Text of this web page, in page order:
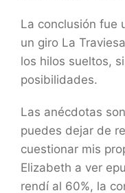
La conclusión fue
un giro La
los hilos sueltos,
posibilidades.
Las anécdotas
puedes dejar de
cuestionar mis
Elizabeth a ver
rendí al 60%, la